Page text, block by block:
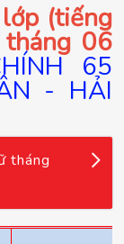
(tiếng
06
65
- HẢI
tháng